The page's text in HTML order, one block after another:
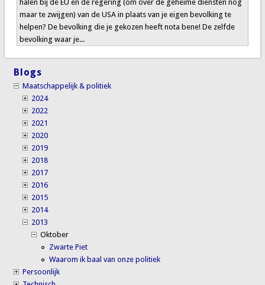
halen bij de EU en de regering (om over de geheime diensten nog
maar te zwijgen) van de USA in plaats van je eigen bevolking te
helpen? De bevolking die je gekozen heeft nota bene! De zelfde
bevolking waar je...
Blogs
Maatschappelijk & politiek
2024
2022
2021
2020
2019
2018
2017
2016
2015
2014
2013
Oktober
Zwarte Piet
Waarom ik baal van onze politiek
Persoonlijk